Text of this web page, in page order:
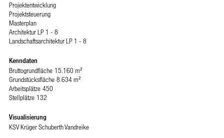
Projektentwicklung
Projektsteuerung
Masterplan
Architektur LP 1 - 8
Landschaftsarchitektur LP 1 - 8
Kenndaten
Bruttogrundfläche 15.160 m²
Grundstücksfläche 8.634 m²
Arbeitsplätze 450
Stellplätze 132
Visualisierung
KSV Krüger Schuberth Vandreike